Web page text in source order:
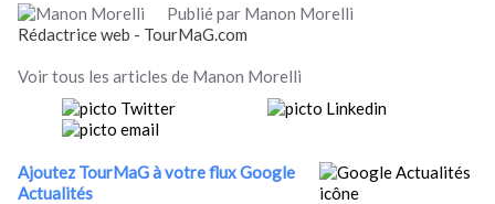
Publié par Manon Morelli
Rédactrice web - TourMaG.com
Voir tous les articles de Manon Morelli
Ajoutez TourMaG à votre flux Google
Actualités